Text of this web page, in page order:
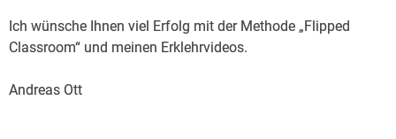
Ich wünsche Ihnen viel Erfolg mit der Methode „Flipped
Classroom“ und meinen Erklehrvideos.
Andreas Ott